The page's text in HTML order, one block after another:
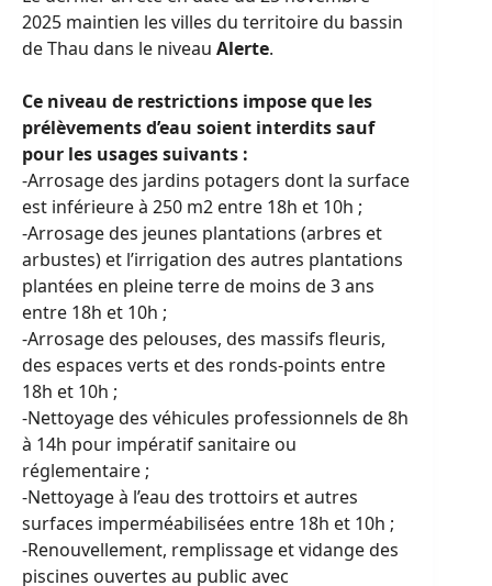
2025 maintien les villes du territoire du bassin
de Thau dans le niveau Alerte.
Ce niveau de restrictions impose que les
prélèvements d’eau soient interdits sauf
pour les usages suivants :
-Arrosage des jardins potagers dont la surface
est inférieure à 250 m2 entre 18h et 10h ;
-Arrosage des jeunes plantations (arbres et
arbustes) et l’irrigation des autres plantations
plantées en pleine terre de moins de 3 ans
entre 18h et 10h ;
-Arrosage des pelouses, des massifs fleuris,
des espaces verts et des ronds-points entre
18h et 10h ;
-Nettoyage des véhicules professionnels de 8h
à 14h pour impératif sanitaire ou
réglementaire ;
-Nettoyage à l’eau des trottoirs et autres
surfaces imperméabilisées entre 18h et 10h ;
-Renouvellement, remplissage et vidange des
piscines ouvertes au public avec